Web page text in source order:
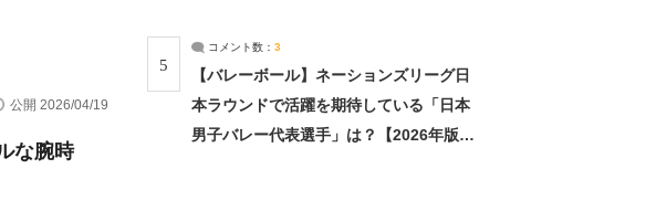
公開 2026/04/19
な腕時
5
コメント数： 3
【バレーボール】ネーションズリーグ日
本ラウンドで活躍を期待している「日本
男子バレー代表選手」は？【2026年版・